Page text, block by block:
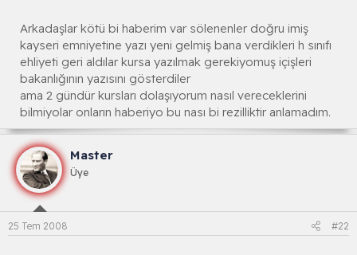
Arkadaşlar kötü bi haberim var sölenenler doğru imiş
kayseri emniyetine yazı yeni gelmiş bana verdikleri h sınıfı
ehliyeti geri aldılar kursa yazılmak gerekiyomuş içişleri
bakanlığının yazısını gösterdiler
ama 2 gündür kursları dolaşıyorum nasıl vereceklerini
bilmiyolar onların haberiyo bu nası bi rezilliktir anlamadım.
Master
Üye
25 Tem 2008 #22